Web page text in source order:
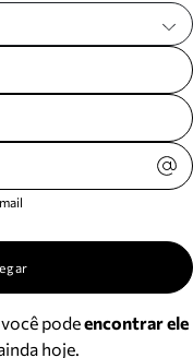
podeencontrar ele
hoje.